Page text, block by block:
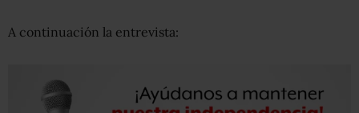
A continuación la entrevista: